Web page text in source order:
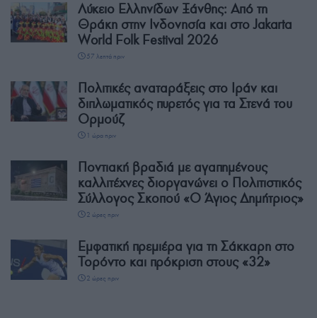
Λύκειο Ελληνίδων Ξάνθης: Από τη
Θράκη στην Ινδονησία και στο Jakarta
World Folk Festival 2026
57 λεπτά πριν
Πολιτικές αναταράξεις στο Ιράν και
διπλωματικός πυρετός για τα Στενά του
Ορμούζ
1 ώρα πριν
Ποντιακή βραδιά με αγαπημένους
καλλιτέχνες διοργανώνει ο Πολιτιστικός
Σύλλογος Σκοπού «Ο Άγιος Δημήτριος»
2 ώρες πριν
Εμφατική πρεμιέρα για τη Σάκκαρη στο
Τορόντο και πρόκριση στους «32»
2 ώρες πριν